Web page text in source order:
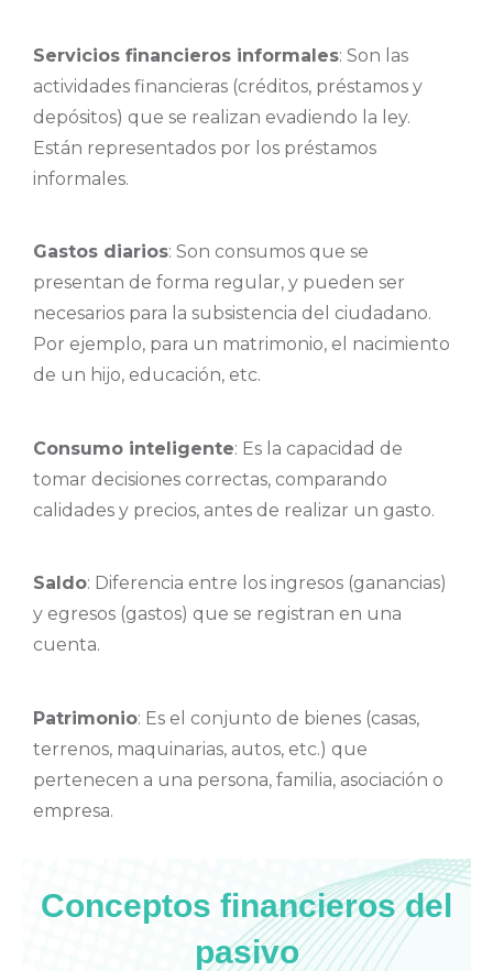
Servicios financieros informales: Son las
actividades financieras (créditos, préstamos y
depósitos) que se realizan evadiendo la ley.
Están representados por los préstamos
informales.
Gastos diarios: Son consumos que se
presentan de forma regular, y pueden ser
necesarios para la subsistencia del ciudadano.
Por ejemplo, para un matrimonio, el nacimiento
de un hijo, educación, etc.
Consumo inteligente: Es la capacidad de
tomar decisiones correctas, comparando
calidades y precios, antes de realizar un gasto.
Saldo: Diferencia entre los ingresos (ganancias)
y egresos (gastos) que se registran en una
cuenta.
Patrimonio: Es el conjunto de bienes (casas,
terrenos, maquinarias, autos, etc.) que
pertenecen a una persona, familia, asociación o
empresa.
Conceptos financieros del
pasivo